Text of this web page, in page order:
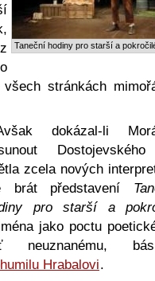
Taneční hodiny pro starší a
stránkách
dokázal-li
zcela nových
brát představení
pro starší a
jako poctu
neuznanému,
Hrabalovi.